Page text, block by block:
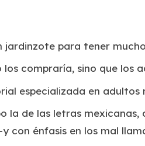
jardinzote para tener
los compraría, sino que los
especializada en adultos
la de las letras
con énfasis en los mal